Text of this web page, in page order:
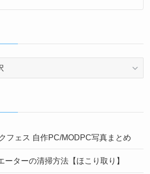
フェス 自作PC/MODPC写真まとめ
ーターの清掃方法【ほこり取り】